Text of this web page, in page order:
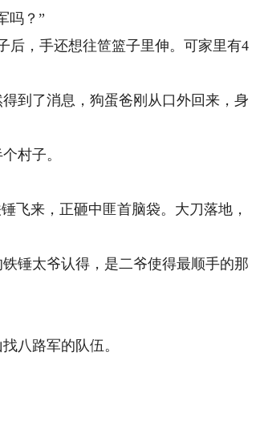
吗？”
，手还想往笸篮子里伸。可家里有4
到了消息，狗蛋爸刚从口外回来，身
村子。
来，正砸中匪首脑袋。大刀落地，
锤太爷认得，是二爷使得最顺手的那
八路军的队伍。